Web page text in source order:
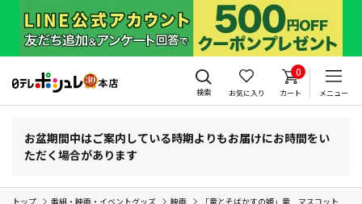
検索 お気に入り
0
カート メニュー
お盆期間中はご案内している時期よりもお届けにお時間をい
ただく場合があります
トップ 番組・映画・イベントグッズ 映画 「竜とそばかすの姫」竜 マスコット